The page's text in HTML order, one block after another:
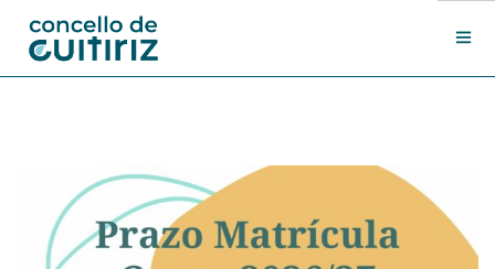
Contacto
Sede electrónica